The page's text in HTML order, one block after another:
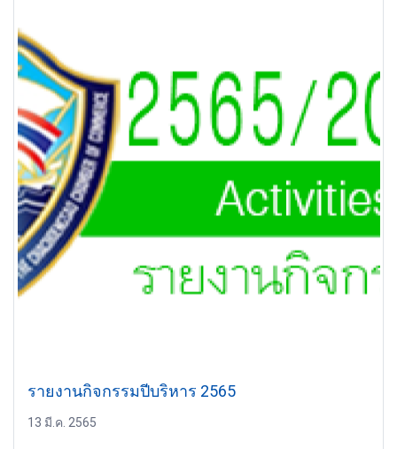
รายงานกิจกรรมปีบริหาร 2565
13 มี.ค. 2565